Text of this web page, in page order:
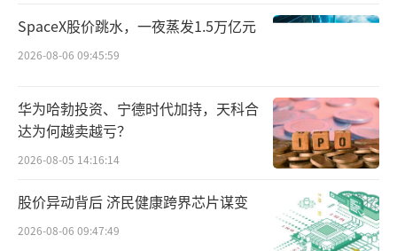
此前的40后与50后虽然基数庞大，但这代
人成长于艰苦岁月，形成了勤俭节约的基因，
这导致一度被资本看好的养老院产业始终雷声
用业内人的话来说：“中国养老机构之所
SpaceX股价跳水，一夜蒸发1.5万亿元
2026-08-06 09:45:59
华为哈勃投资、宁德时代加持，天科合
达为何越卖越亏？
2026-08-05 14:16:14
股价异动背后 济民健康跨界芯片谋变
2026-08-06 09:47:49